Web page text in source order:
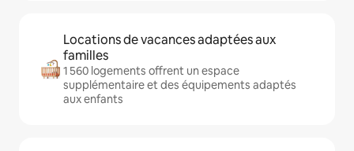
Locations de vacances adaptées aux
familles
1 560 logements offrent un espace
supplémentaire et des équipements adaptés
aux enfants